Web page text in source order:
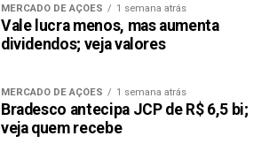
MERCADO DE AÇÕES 1 semana atrás
Vale lucra menos, mas aumenta
dividendos; veja valores
MERCADO DE AÇÕES 1 semana atrás
Bradesco antecipa JCP de R$ 6,5 bi;
veja quem recebe